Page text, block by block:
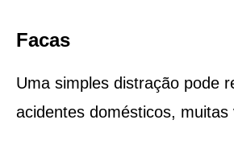
Facas
Uma simples distração pode
acidentes domésticos, muitas